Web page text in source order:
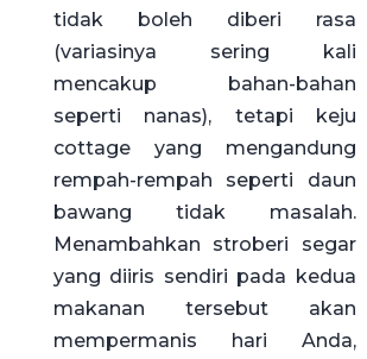
tidak boleh diberi rasa
(variasinya sering kali
mencakup bahan-bahan
seperti nanas), tetapi keju
cottage yang mengandung
rempah-rempah seperti daun
bawang tidak masalah.
Menambahkan stroberi segar
yang diiris sendiri pada kedua
makanan tersebut akan
mempermanis hari Anda,